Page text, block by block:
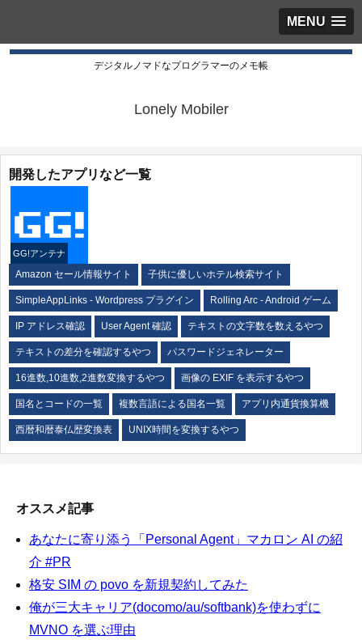
MENU
デジタルノマドなプログラマーのメモ帳
Lonely Mobiler
開発したアプリなど一覧
GG!アンテナ
Amazon セール情報サイト 子供に優しいホテル検索サイト
SimpleAppLinks - Wordpress プラグイン Rolling Arc - Android ゲーム
IP アドレス確認 User Agent 確認 テキストの文字数を数えるやつ
テキストの差分を確認するやつ パスワードジェネレーター
16進数,10進数,2進数変換するやつ 画像の EXIF を表示するやつ
国名とコードの一覧 複数言語による国名一覧 アプリ内通貨換算機
西暦和暦泰仏歴変換表 UNIX時間を変換するやつ
オススメ記事
あなたに寄り添う「Personal Agent」マカロン AI の紹
介 #PR
格安 SIM の povo を新規契約してみた
俺が三大キャリア(docomo/au/softbank)を使わずに
MVNO を選ぶ理由